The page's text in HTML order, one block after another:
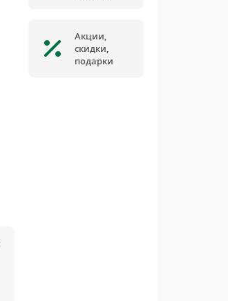
Акции,
скидки,
подарки